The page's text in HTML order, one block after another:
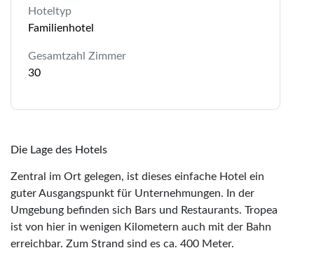
Hoteltyp
Familienhotel
Gesamtzahl Zimmer
30
Die Lage des Hotels
Zentral im Ort gelegen, ist dieses einfache Hotel ein
guter Ausgangspunkt für Unternehmungen. In der
Umgebung befinden sich Bars und Restaurants. Tropea
ist von hier in wenigen Kilometern auch mit der Bahn
erreichbar. Zum Strand sind es ca. 400 Meter.